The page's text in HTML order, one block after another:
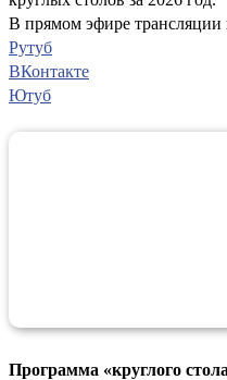
В прямом эфире трансляции
Рутуб
ВКонтакте
Ютуб
Программа «круглого